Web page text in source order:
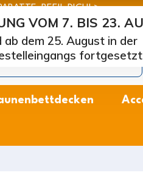
BEEIL DICH! >
Kissen und
dem 25. August in der
VOM 7. BIS 23.